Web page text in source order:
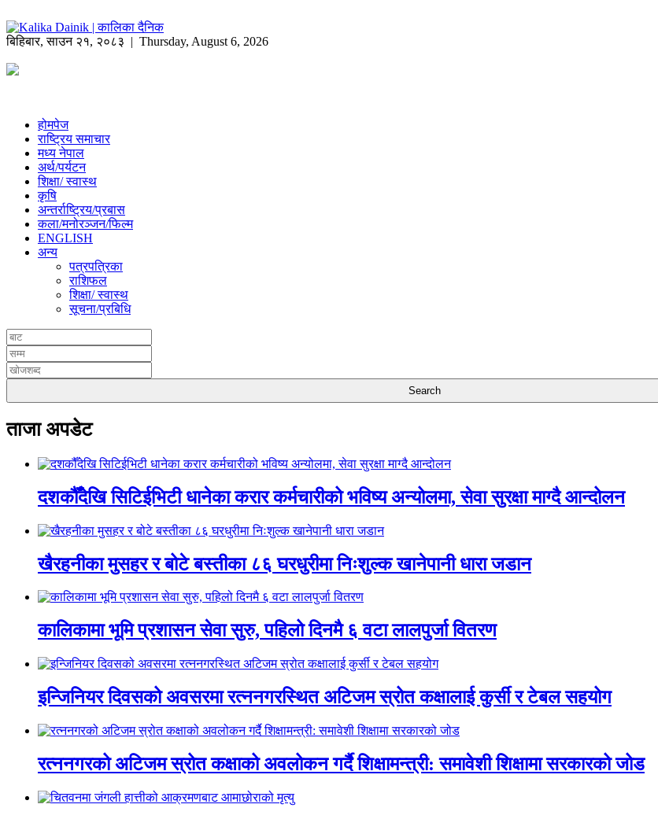
बिहिबार,साउन २१, २०८३ | Thursday, August 6, 2026
होमपेज
राष्ट्रिय समाचार
मध्य नेपाल
अर्थ/पर्यटन
शिक्षा/ स्वास्थ
कृषि
अन्तर्राष्ट्रिय/प्रबास
कला/मनोरञ्जन/फिल्म
ENGLISH
अन्य
पत्रपत्रिका
राशिफल
शिक्षा/ स्वास्थ
सूचना/प्रबिधि
ताजा अपडेट
दशकौँदेखि सिटिईभिटी धानेका करार कर्मचारीको भविष्य अन्योलमा, सेवा सुरक्षा माग्दै आन्दोलन
खैरहनीका मुसहर र बोटे बस्तीका ८६ घरधुरीमा निःशुल्क खानेपानी धारा जडान
कालिकामा भूमि प्रशासन सेवा सुरु, पहिलो दिनमै ६ वटा लालपुर्जा वितरण
इन्जिनियर दिवसको अवसरमा रत्ननगरस्थित अटिजम स्रोत कक्षालाई कुर्सी र टेबल सहयोग
रत्ननगरको अटिजम स्रोत कक्षाको अवलोकन गर्दै शिक्षामन्त्री: समावेशी शिक्षामा सरकारको जोड